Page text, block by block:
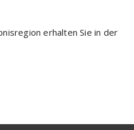
erhalten Sie in der